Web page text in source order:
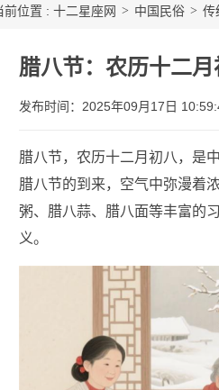
前位置 : 十二星座网 中国民俗 传
腊八节：农历十二月
发布时间：2025年09月17日
腊八节，农历十二月初八，是
腊八节的到来，空气中弥漫着
粥、腊八蒜、腊八面等丰富的
义。